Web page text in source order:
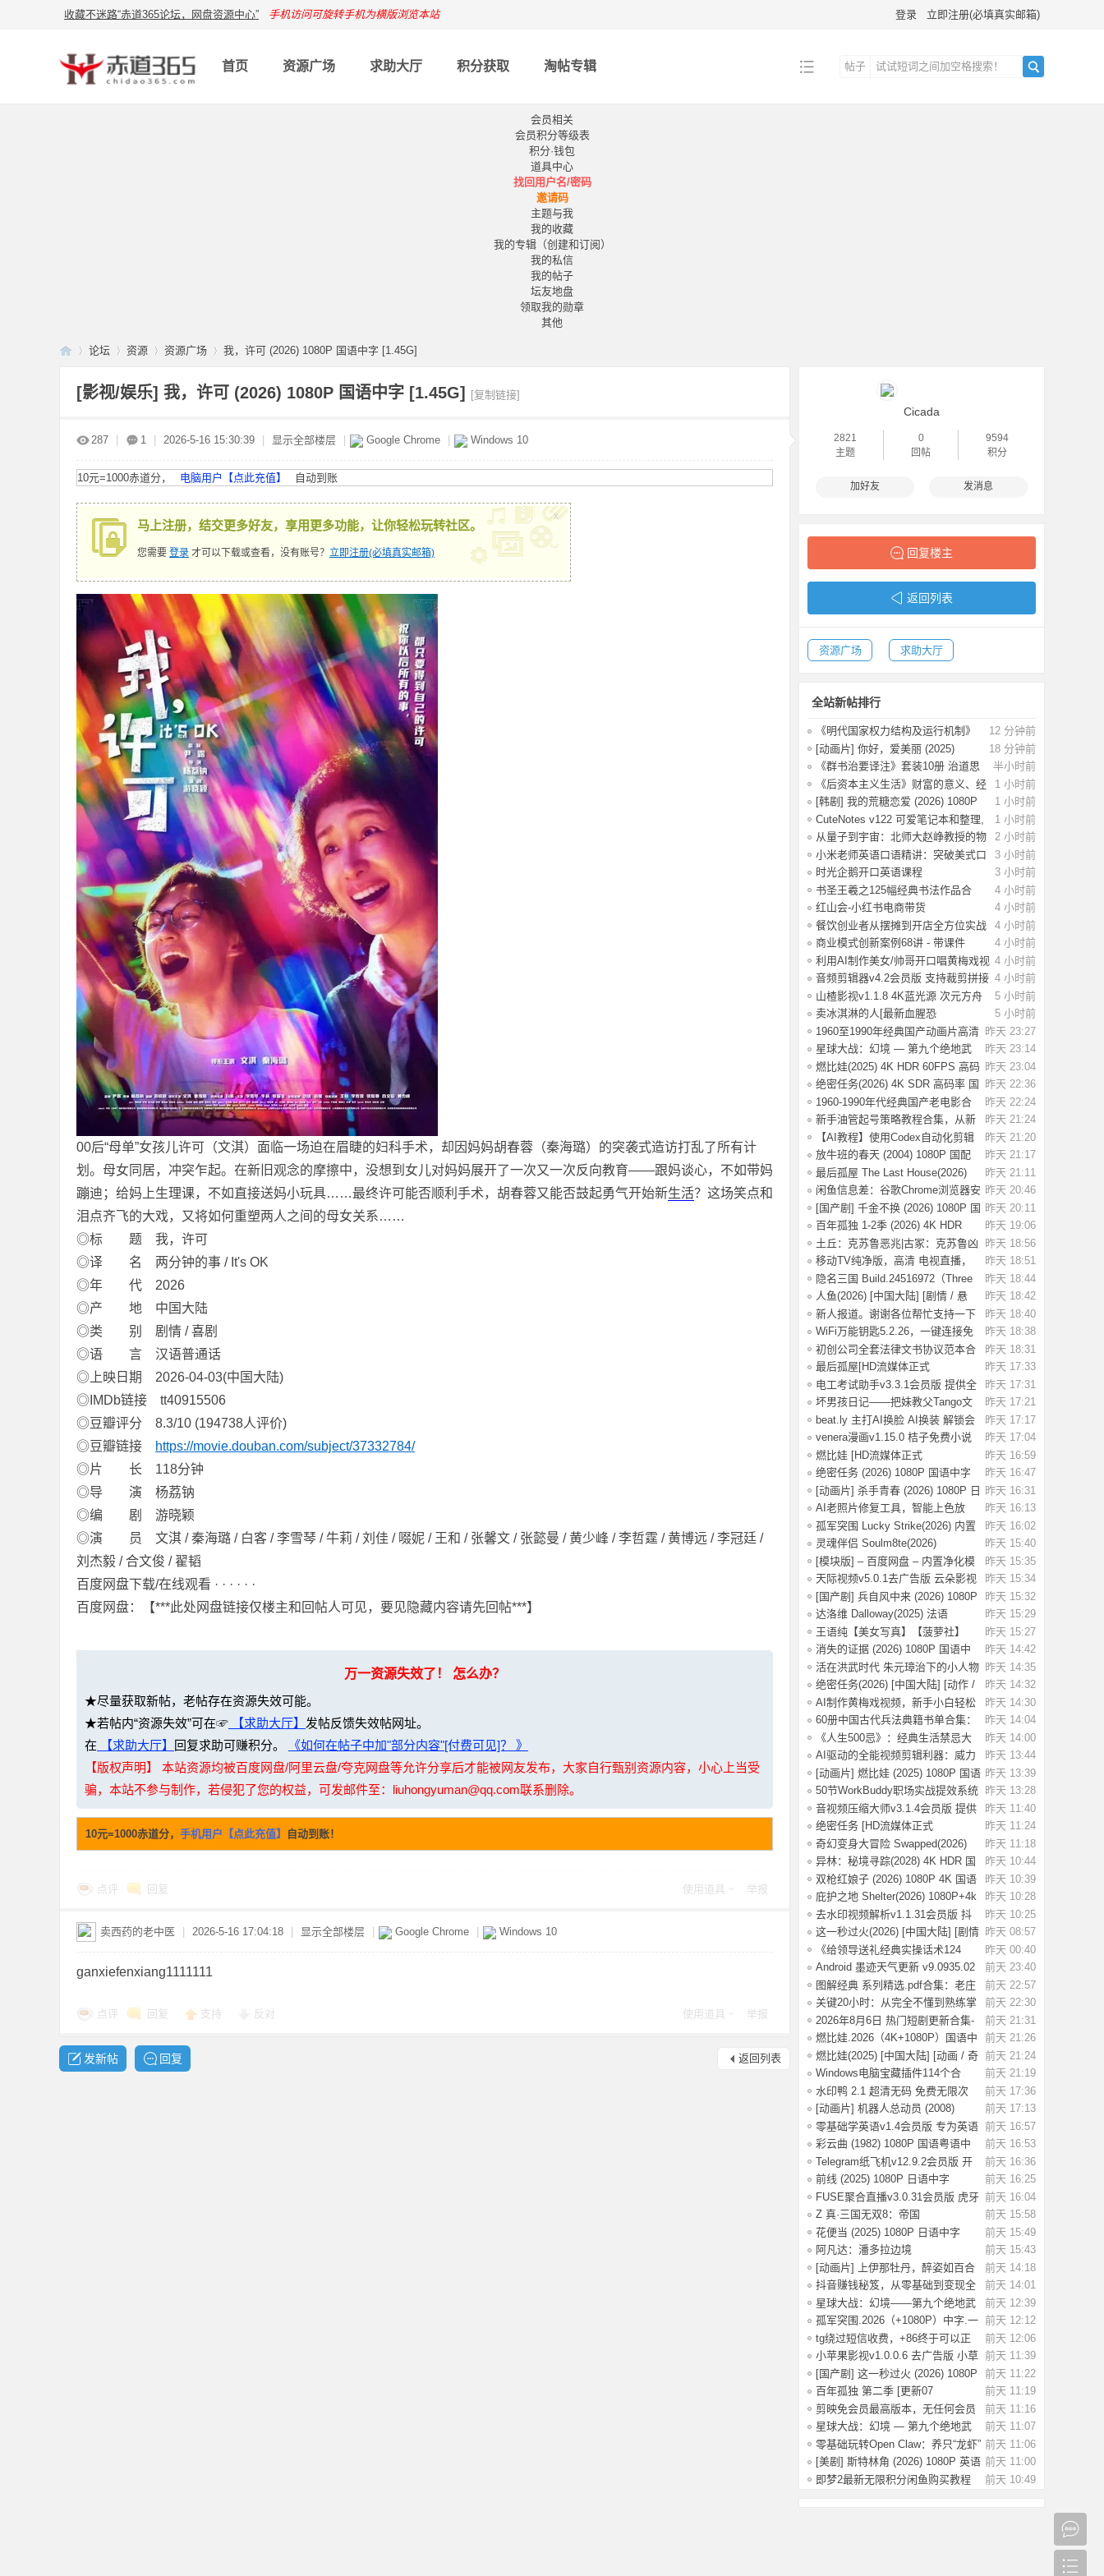
收藏不迷路“赤道365论坛，网盘资源中心” 手机访问可旋转手机为横版浏览本站 登录 立即注册(必填真实邮箱)
首页 资源广场 求助大厅 积分获取 淘帖专辑
帖子
会员相关
会员积分等级表
积分·钱包
道具中心
找回用户名/密码
邀请码
主题与我
我的收藏
我的专辑（创建和订阅）
我的私信
我的帖子
坛友地盘
领取我的勋章
其他
源
论坛 资源 资源广场 我，许可 (2026) 1080P 国语中字 [1.45G]
[影视/娱乐] 我，许可 (2026) 1080P 国语中字 [1.45G] [复制链接]
287 1 2026-5-16 15:30:39 显示全部楼层 Google Chrome Windows 10
10元=1000赤道分， 电脑用户【点此充值】 自动到账
马上注册，结交更多好友，享用更多功能，让你轻松玩转社区。
您需要 登录 才可以下载或查看，没有账号？ 立即注册(必填真实邮箱)
x
00后“母单”女孩儿许可（文淇）面临一场迫在眉睫的妇科手术，却因妈妈胡春蓉（秦海璐）的突袭式造访打乱了所有计
划。母女同居，冲突乍起。在新旧观念的摩擦中，没想到女儿对妈妈展开了一次又一次反向教育——跟妈谈心，不如带妈
蹦迪；给妈上生理课，不如直接送妈小玩具……最终许可能否顺利手术，胡春蓉又能否鼓起勇气开始新生活？这场笑点和
泪点齐飞的大戏，又将如何重塑两人之间的母女关系……
◎标 题 我，许可
◎译 名 两分钟的事 / It's OK
◎年 代 2026
◎产 地 中国大陆
◎类 别 剧情 / 喜剧
◎语 言 汉语普通话
◎上映日期 2026-04-03(中国大陆)
◎IMDb链接 tt40915506
◎豆瓣评分 8.3/10 (194738人评价)
◎豆瓣链接
https://movie.douban.com/subject/37332784/
◎片 长 118分钟
◎导 演 杨荔钠
◎编 剧 游晓颖
◎演 员 文淇 / 秦海璐 / 白客 / 李雪琴 / 牛莉 / 刘佳 / 啜妮 / 王和 / 张馨文 / 张懿曼 / 黄少峰 / 李哲霆 / 黄博远 / 李冠廷 /
刘杰毅 / 合文俊 / 翟韬
百度网盘下载/在线观看 · · · · · ·
百度网盘：【***此处网盘链接仅楼主和回帖人可见，要见隐藏内容请先回帖***】
万一资源失效了！ 怎么办？
★尽量获取新帖，老帖存在资源失效可能。
★若帖内“资源失效”可在☞ 【求助大厅】 发帖反馈失效帖网址。
在 【求助大厅】 回复求助可赚积分。
《如何在帖子中加"部分内容"[付费可见]？ 》
【版权声明】 本站资源均被百度网盘/阿里云盘/夸克网盘等允许分享后才能被网友发布，大家自行甄别资源内容，小心上当受
骗，本站不参与制作，若侵犯了您的权益，可发邮件至：liuhongyuman@qq.com联系删除。
10元=1000赤道分， 手机用户【点此充值】 自动到账！
点评 回复 使用道具 举报
卖西药的老中医 2026-5-16 17:04:18 显示全部楼层 Google Chrome Windows 10
ganxiefenxiang1111111
点评 回复 支持 反对 使用道具 举报
返回列表
发新帖 回复
Cicada
2821
主题
0
回帖
9594
积分
加好友 发消息
回复楼主
返回列表
资源广场 求助大厅
全站新帖排行
12 分钟前
《明代国家权力结构及运行机制》
明代政治生
18 分钟前
[动画片] 你好，爱美丽 (2025)
1080P 国配
半小时前
《群书治要译注》套装10册 治道思
想集大成
1 小时前
《后资本主义生活》财富的意义、经
济的未来
1 小时前
[韩剧] 我的荒糖恋爱 (2026) 1080P
韩语中
1 小时前
CuteNotes v122 可爱笔记本和整理,
解锁高级
2 小时前
从量子到宇宙：北师大赵峥教授的物
理课
3 小时前
小米老师英语口语精讲：突破美式口
语思维
3 小时前
时光企鹅开口英语课程
4 小时前
书圣王羲之125幅经典书法作品合
集：书法学
4 小时前
红山会-小红书电商带货
4 小时前
餐饮创业者从摆摊到开店全方位实战
课程：10
4 小时前
商业模式创新案例68讲 - 带课件
4 小时前
利用AI制作美女/帅哥开口唱黄梅戏视
频，流
4 小时前
音频剪辑器v4.2会员版 支持裁剪拼接
混音变
5 小时前
山楂影视v1.1.8 4K蓝光源 次元方舟
动漫v1.
5 小时前
卖冰淇淋的人[最新血腥恐
怖]Ice.Cream.Man.
昨天 23:27
1960至1990年经典国产动画片高清
大合集【6.
昨天 23:14
星球大战：幻境 — 第九个绝地武
士 4K HDR
昨天 23:04
燃比娃(2025) 4K HDR 60FPS 高码
国语中字
昨天 22:36
绝密任务(2026) 4K SDR 高码率 国
语中字【2
昨天 22:24
1960-1990年代经典国产老电影合
集 高清修复
昨天 21:24
新手油管起号策略教程合集，从新
手入门到精
昨天 21:20
【AI教程】使用Codex自动化剪辑
AI短视频，A
昨天 21:17
放牛班的春天 (2004) 1080P 国配
国语法语
昨天 21:11
最后孤屋 The Last House(2026)
[英国 / 法
昨天 20:46
闲鱼信息差：谷歌Chrome浏览器安
装包（附教
昨天 20:11
[国产剧] 千金不换 (2026) 1080P 国
语中字
昨天 19:06
百年孤独 1-2季 (2026) 4K HDR
1080P 内
昨天 18:56
土丘：克苏鲁恶兆|古冢：克苏鲁凶
兆 Build.
昨天 18:51
移动TV纯净版，高清 电视直播，
极速版！
昨天 18:44
隐名三国 Build.24516972（Three
Kingdoms
昨天 18:42
人鱼(2026) [中国大陆] [剧情 / 悬
疑] 汉语
昨天 18:40
新人报道。谢谢各位帮忙支持一下
昨天 18:38
WiFi万能钥匙5.2.26，一键连接免
费WiFi，解
昨天 18:31
初创公司全套法律文书协议范本合
同模板合集
昨天 17:33
最后孤屋[HD流媒体正式
版]The.Last.House.2
昨天 17:31
电工考试助手v3.3.1会员版 提供全
面的学习
昨天 17:21
坏男孩日记——把妹教父Tango文
集.pdf，当
昨天 17:17
beat.ly 主打AI换脸 AI换装 解锁会
员版
昨天 17:04
venera漫画v1.15.0 桔子免费小说
v1.1.8书
昨天 16:59
燃比娃 [HD流媒体正式
版]A.Story.About.Fir
昨天 16:47
绝密任务 (2026) 1080P 国语中字
[0.8G]
昨天 16:31
[动画片] 杀手青春 (2026) 1080P 日
语中字
昨天 16:13
AI老照片修复工具，智能上色放
大，一键还原
昨天 16:02
孤军突围 Lucky Strike(2026) 内置
简英 4K
昨天 15:40
灵魂伴侣 Soulm8te(2026)
【4K.DV.HDR】【
昨天 15:35
[模块版] – 百度网盘 – 内置净化模
块 –
昨天 15:34
天际视频v5.0.1去广告版 云朵影视
v1.9.0去
昨天 15:32
[国产剧] 兵自风中来 (2026) 1080P
国语中
昨天 15:29
达洛维 Dalloway(2025) 法语
1080P 【3.2G
昨天 15:27
王语纯【美女写真】【菠萝社】
【51P】
昨天 14:42
消失的证据 (2026) 1080P 国语中
字 [1.09G]
昨天 14:35
活在洪武时代 朱元璋治下的小人物
命运
昨天 14:32
绝密任务(2026) [中国大陆] [动作 /
战争 /
昨天 14:30
AI制作黄梅戏视频，新手小白轻松
赚取收益
昨天 14:04
60册中国古代兵法典籍书单合集：
绝版古代兵
昨天 14:00
《人生500忌》：经典生活禁忌大
全
昨天 13:44
AI驱动的全能视频剪辑利器：威力
导演v24.6.
昨天 13:39
[动画片] 燃比娃 (2025) 1080P 国语
中字 [0
昨天 13:28
50节WorkBuddy职场实战提效系统
课：掌握效
昨天 11:40
音视频压缩大师v3.1.4会员版 提供
高效的音
昨天 11:24
绝密任务 [HD流媒体正式
版]Operation.Black
昨天 11:18
奇幻变身大冒险 Swapped(2026)
[1080P] [中
昨天 10:44
异林：秘境寻踪(2028) 4K HDR 国
语中字【1.
昨天 10:39
双枪红娘子 (2026) 1080P 4K 国语
中字 [1.7
昨天 10:28
庇护之地 Shelter(2026) 1080P+4k
中英双字
昨天 10:25
去水印视频解析v1.1.31会员版 抖
音等平台无
昨天 08:57
这一秒过火(2026) [中国大陆] [剧情
/ 爱情
昨天 00:40
《给领导送礼经典实操话术124
条》：不踩红
前天 23:40
Android 墨迹天气更新 v9.0935.02
去广告解
前天 22:57
图解经典 系列精选.pdf合集：老庄
易经 风
前天 22:30
关键20小时：从完全不懂到熟练掌
握一门新技
前天 21:31
2026年8月6日 热门短剧更新合集-
海量热门
前天 21:26
燃比娃.2026（4K+1080P）国语中
字.首部宣纸
前天 21:24
燃比娃(2025) [中国大陆] [动画 / 奇
幻 /
前天 21:19
Windows电脑宝藏插件114个合
集，按功能分类
前天 17:36
水印鸭 2.1 超清无码 免费无限次
试了好多
前天 17:13
[动画片] 机器人总动员 (2008)
1080P 国配
前天 16:57
零基础学英语v1.4会员版 专为英语
初学者设
前天 16:53
彩云曲 (1982) 1080P 国语粤语中
字 [2.49G]
前天 16:36
Telegram纸飞机v12.9.2会员版 开
放注册了
前天 16:25
前线 (2025) 1080P 日语中字
[1.74G]
前天 16:04
FUSE聚合直播v3.0.31会员版 虎牙
斗鱼抖音快
前天 15:58
Z 真·三国无双8：帝国
_Build.20984287 官
前天 15:49
花便当 (2025) 1080P 日语中字
[1.83G]
前天 15:43
阿凡达：潘多拉边境
Build.22429549（Avata
前天 14:18
[动画片] 上伊那牡丹，醉姿如百合
(2026) 1
前天 14:01
抖音赚钱秘笈，从零基础到变现全
解析[40.4G
前天 12:39
星球大战：幻境——第九个绝地武
士.2026（4
前天 12:12
孤军突围.2026（+1080P）中字.一
名军官冲出
前天 12:06
tg绕过短信收费，+86终于可以正
常登录了
前天 11:39
小苹果影视v1.0.0.6 去广告版 小草
影视v2.5
前天 11:22
[国产剧] 这一秒过火 (2026) 1080P
国语中
前天 11:19
百年孤独 第二季 [更新07
集]2026.HD1080P.X
前天 11:16
剪映免会员最高版本，无任何会员
按钮，免会
前天 11:07
星球大战：幻境 — 第九个绝地武
士 (2026)
前天 11:06
零基础玩转Open Claw：养只“龙虾”
当助理
前天 11:00
[美剧] 斯特林角 (2026) 1080P 英语
中字 (
前天 10:49
即梦2最新无限积分闲鱼购买教程